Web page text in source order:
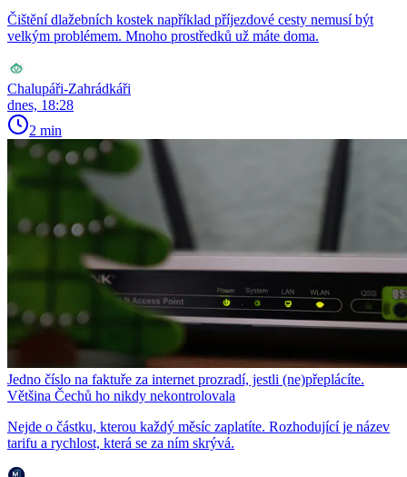
Čištění dlažebních kostek například příjezdové cesty nemusí být
velkým problémem. Mnoho prostředků už máte doma.
Chalupáři-Zahrádkáři
dnes, 18:28
2 min
Jedno číslo na faktuře za internet prozradí, jestli (ne)přeplácíte.
Většina Čechů ho nikdy nekontrolovala
Nejde o částku, kterou každý měsíc zaplatíte. Rozhodující je název
tarifu a rychlost, která se za ním skrývá.